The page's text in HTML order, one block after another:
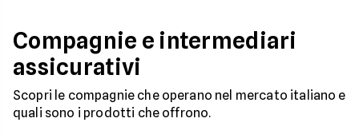
Compagnie e intermediari
assicurativi
Scopri le compagnie che operano nel mercato italiano e
quali sono i prodotti che offrono.